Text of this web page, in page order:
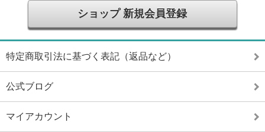
ショップ 新規会員登録
特定商取引法に基づく表記（返品など）
公式ブログ
マイアカウント